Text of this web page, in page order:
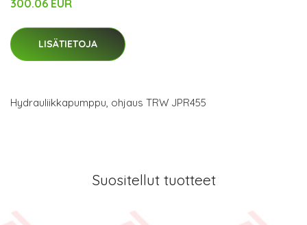
300.06 EUR
LISÄTIETOJA
Hydrauliikkapumppu, ohjaus TRW JPR455
Suositellut tuotteet